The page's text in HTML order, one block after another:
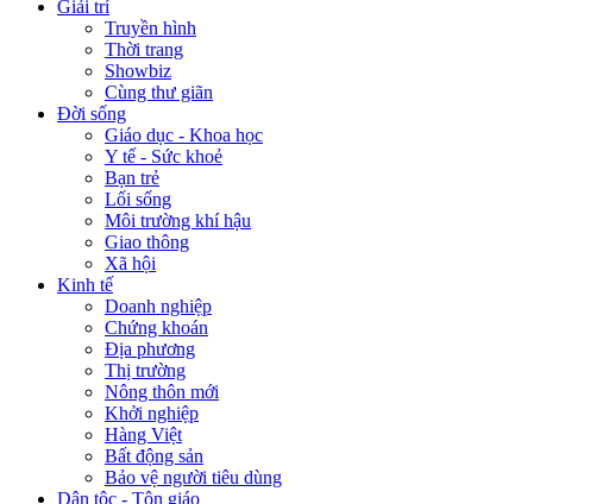
Giải trí
Truyền hình
Thời trang
Showbiz
Cùng thư giãn
Đời sống
Giáo dục - Khoa học
Y tế - Sức khoẻ
Bạn trẻ
Lối sống
Môi trường khí hậu
Giao thông
Xã hội
Kinh tế
Doanh nghiệp
Chứng khoán
Địa phương
Thị trường
Nông thôn mới
Khởi nghiệp
Hàng Việt
Bất động sản
Bảo vệ người tiêu dùng
Dân tộc - Tôn giáo